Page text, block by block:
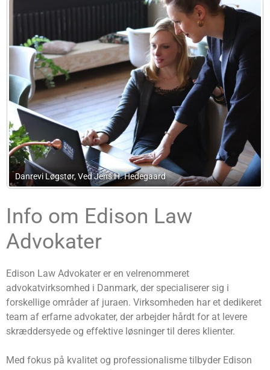
Judan Advokater I/S
Info om Edison Law
Advokater
Edison Law Advokater er en velrenommeret
advokatvirksomhed i Danmark, der specialiserer sig i
forskellige områder af juraen. Virksomheden har et dedikeret
team af erfarne advokater, der arbejder hårdt for at levere
skræddersyede og effektive løsninger til deres klienter.
Med fokus på kvalitet og professionalisme tilbyder Edison